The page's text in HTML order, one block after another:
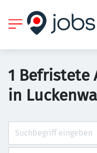
1 Befristete
in